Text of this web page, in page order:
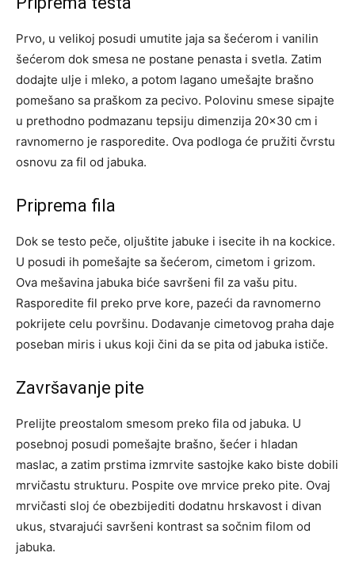
Prvo, u velikoj posudi umutite jaja sa šećerom i vanilin
šećerom dok smesa ne postane penasta i svetla. Zatim
dodajte ulje i mleko, a potom lagano umešajte brašno
pomešano sa praškom za pecivo. Polovinu smese sipajte
u prethodno podmazanu tepsiju dimenzija 20×30 cm i
ravnomerno je rasporedite. Ova podloga će pružiti čvrstu
osnovu za fil od jabuka.
Priprema fila
Dok se testo peče, oljuštite jabuke i isecite ih na kockice.
U posudi ih pomešajte sa šećerom, cimetom i grizom.
Ova mešavina jabuka biće savršeni fil za vašu pitu.
Rasporedite fil preko prve kore, pazeći da ravnomerno
pokrijete celu površinu. Dodavanje cimetovog praha daje
poseban miris i ukus koji čini da se pita od jabuka ističe.
Završavanje pite
Prelijte preostalom smesom preko fila od jabuka. U
posebnoj posudi pomešajte brašno, šećer i hladan
maslac, a zatim prstima izmrvite sastojke kako biste dobili
mrvičastu strukturu. Pospite ove mrvice preko pite. Ovaj
mrvičasti sloj će obezbijediti dodatnu hrskavost i divan
ukus, stvarajući savršeni kontrast sa sočnim filom od
jabuka.